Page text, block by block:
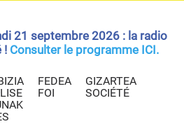
21 septembre 2026 : la radio
! Consulter le programme ICI.
FEDEA
FOI
GIZARTEA
SOCIÉTÉ